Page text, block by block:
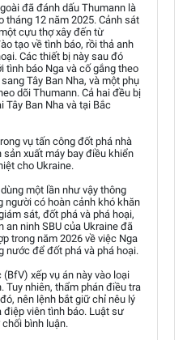
đã đánh dấu Thumann là
tháng 12 năm 2025. Cảnh sát
cựu thợ xây đến từ
tạo về tình báo, rồi thả anh
Các thiết bị này sau đó
tình báo Nga và cố gắng theo
Tây Ban Nha, và một phụ
dõi Thumann. Cả hai đều bị
Tây Ban Nha và tại Bắc
vụ tấn công đốt phá nhà
sản xuất máy bay điều khiển
cho Ukraine.
một lần như vậy thông
người có hoàn cảnh khó khăn
sát, đốt phá và phá hoại,
an ninh SBU của Ukraine đã
trong năm 2026 về việc Nga
nước để đốt phá và phá hoại.
xếp vụ án này vào loại
Tuy nhiên, thẩm phán điều tra
nên lệnh bắt giữ chỉ nêu lý
điệp viên tình báo. Luật sư
bình luận.